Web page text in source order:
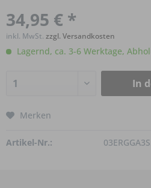
34,95 € *
inkl. MwSt. zzgl. Versandkosten
Lagernd, ca. 3-6 Werktage,
In
Merken
Artikel-Nr.: